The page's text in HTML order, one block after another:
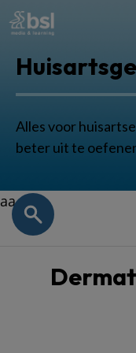
Alles voor
beter uit te
aa